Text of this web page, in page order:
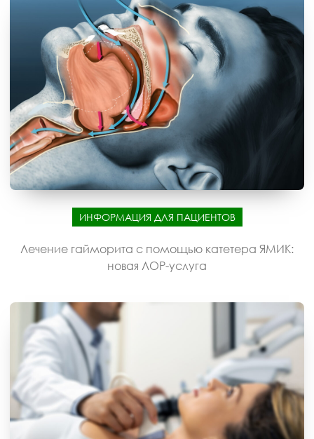
ИНФОРМАЦИЯ ДЛЯ ПАЦИЕНТОВ
Лечение гайморита с помощью катетера ЯМИК:
новая ЛОР-услуга